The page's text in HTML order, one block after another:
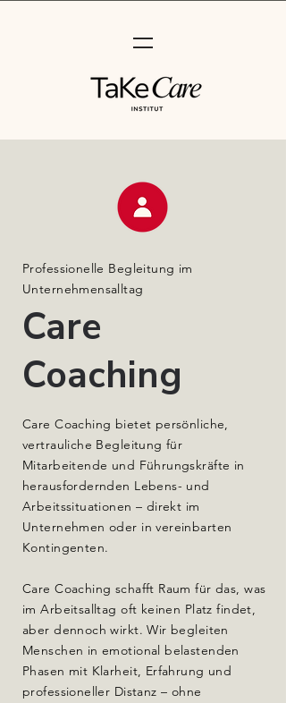
Professionelle Begleitung im
Unternehmensalltag
Care
Coaching
Care Coaching bietet persönliche,
vertrauliche Begleitung für
Mitarbeitende und Führungskräfte in
herausfordernden Lebens- und
Arbeitssituationen – direkt im
Unternehmen oder in vereinbarten
Kontingenten.
Care Coaching schafft Raum für das, was
im Arbeitsalltag oft keinen Platz findet,
aber dennoch wirkt. Wir begleiten
Menschen in emotional belastenden
Phasen mit Klarheit, Erfahrung und
professioneller Distanz – ohne